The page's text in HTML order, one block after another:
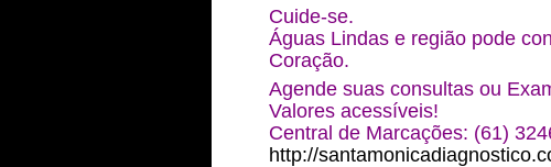
Cuide-se.
Águas Lindas e região pode
Coração.
Agende suas consultas ou
Valores acessíveis!
Central de Marcações: (61)
http://santamonicadiagnostico.